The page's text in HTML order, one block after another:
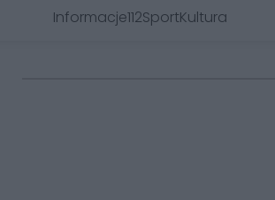
Informacje112SportKultura